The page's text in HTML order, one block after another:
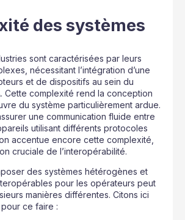
des systèmes
sont caractérisées par leurs
nécessitant l’intégration d’une
et de dispositifs au sein du
Cette complexité rend la conception
du système particulièrement ardue.
une communication fluide entre
utilisant différents protocoles
accentue encore cette complexité,
cruciale de l’interopérabilité.
des systèmes hétérogènes et
pour les opérateurs peut
manières différentes. Citons ici
ce faire :